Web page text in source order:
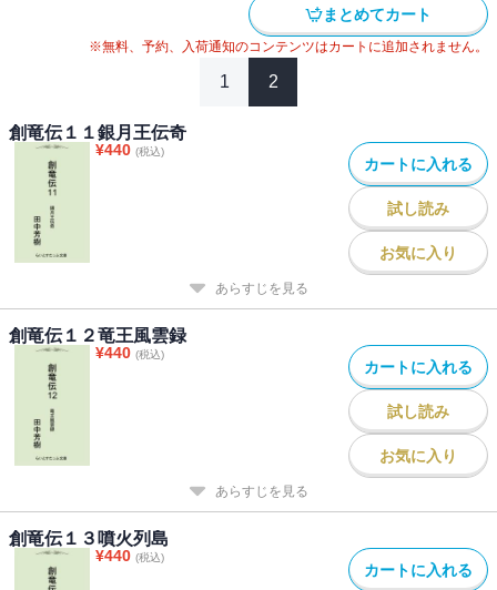
まとめてカート
※無料、予約、入荷通知のコンテンツはカートに追加されません。
1 2
創竜伝１１銀月王伝奇
¥440 (税込)
カートに入れる
試し読み
お気に入り
あらすじを見る
創竜伝１２竜王風雲録
¥440 (税込)
カートに入れる
試し読み
お気に入り
あらすじを見る
創竜伝１３噴火列島
¥440 (税込)
カートに入れる